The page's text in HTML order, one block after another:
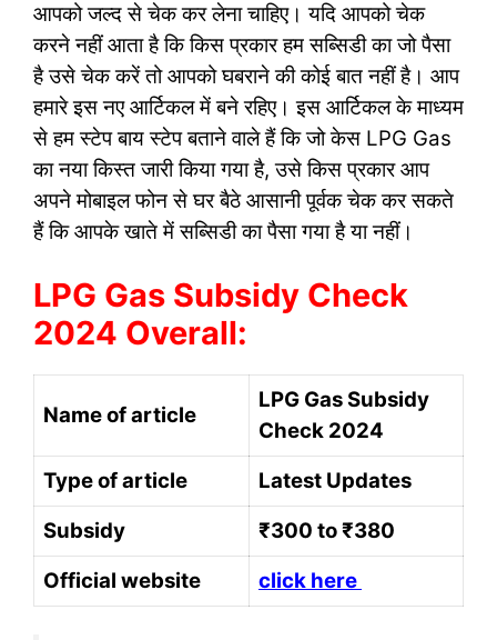
आपको जल्द से चेक कर लेना चाहिए। यदि आपको चेक
करने नहीं आता है कि किस प्रकार हम सब्सिडी का जो पैसा
है उसे चेक करें तो आपको घबराने की कोई बात नहीं है। आप
हमारे इस नए आर्टिकल में बने रहिए। इस आर्टिकल के माध्यम
से हम स्टेप बाय स्टेप बताने वाले हैं कि जो केस LPG Gas
का नया किस्त जारी किया गया है, उसे किस प्रकार आप
अपने मोबाइल फोन से घर बैठे आसानी पूर्वक चेक कर सकते
हैं कि आपके खाते में सब्सिडी का पैसा गया है या नहीं।
LPG Gas Subsidy Check
2024 Overall:
Name of article
LPG Gas Subsidy
Check 2024
Type of article
Latest Updates
Subsidy
₹300 to ₹380
Official website
click here